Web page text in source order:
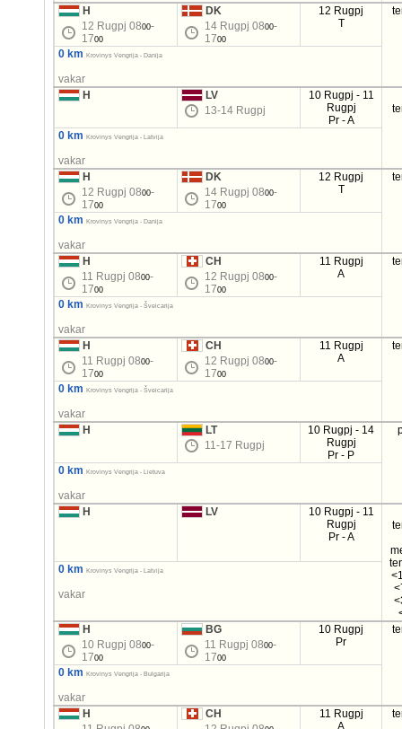
H
12 Rugpj 0800-
1700
DK
14 Rugpj 0800-
1700
12 Rugpj
T
0 km Krovinys Vengrija - Danija
vakar
H
LV
13-14 Rugpj
10 Rugpj - 11
Rugpj
Pr - A
0 km Krovinys Vengrija - Latvija
vakar
H
12 Rugpj 0800-
1700
DK
14 Rugpj 0800-
1700
12 Rugpj
T
0 km Krovinys Vengrija - Danija
vakar
H
11 Rugpj 0800-
1700
CH
12 Rugpj 0800-
1700
11 Rugpj
A
0 km Krovinys Vengrija - Šveicarija
vakar
H
11 Rugpj 0800-
1700
CH
12 Rugpj 0800-
1700
11 Rugpj
A
0 km Krovinys Vengrija - Šveicarija
vakar
H
LT
11-17 Rugpj
10 Rugpj - 14
Rugpj
Pr - P
0 km Krovinys Vengrija - Lietuva
vakar
H
LV
10 Rugpj - 11
Rugpj
Pr - A
0 km Krovinys Vengrija - Latvija
vakar
H
10 Rugpj 0800-
1700
BG
11 Rugpj 0800-
1700
10 Rugpj
Pr
0 km Krovinys Vengrija - Bulgarija
vakar
H
CH
11 Rugpj
A